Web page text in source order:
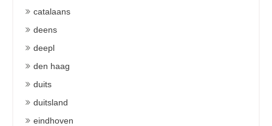
catalaans
deens
deepl
den haag
duits
duitsland
eindhoven